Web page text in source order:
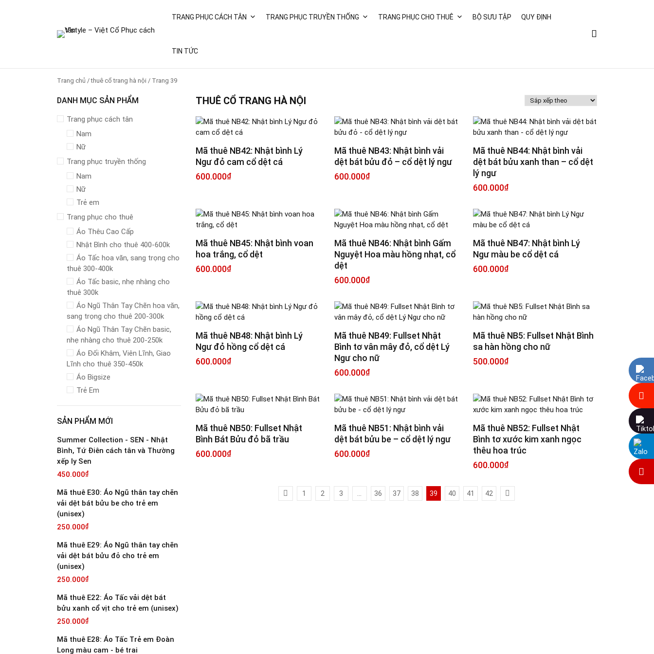
TRANG PHỤC CÁCH TÂN TRANG PHỤC TRUYỀN THỐNG TRANG PHỤC CHO THUÊ BỘ SƯU TẬP QUY ĐỊNH
TIN TỨC
Trang chủ /thuê cổ trang hà nội / Trang 39
DANH MỤC SẢN PHẨM
Trang phục cách tân
Nam
Nữ
Trang phục truyền thống
Nam
Nữ
Trẻ em
Trang phục cho thuê
Áo Thêu Cao Cấp
Nhật Bình cho thuê 400-600k
Áo Tấc hoa văn, sang trọng cho
thuê 300-400k
Áo Tấc basic, nhẹ nhàng cho
thuê 300k
Áo Ngũ Thân Tay Chẽn hoa văn,
sang trọng cho thuê 200-300k
Áo Ngũ Thân Tay Chẽn basic,
nhẹ nhàng cho thuê 200-250k
Áo Đối Khâm, Viên Lĩnh, Giao
Lĩnh cho thuê 350-450k
Áo Bigsize
Trẻ Em
SẢN PHẨM MỚI
Summer Collection - SEN - Nhật
Bình, Tứ Điên cách tân và Thường
xếp ly Sen
450.000₫
Mã thuê E30: Áo Ngũ thân tay chẽn
vải dệt bát bửu be cho trẻ em
(unisex)
250.000₫
Mã thuê E29: Áo Ngũ thân tay chẽn
vải dệt bát bửu đỏ cho trẻ em
(unisex)
250.000₫
Mã thuê E22: Áo Tấc vải dệt bát
bửu xanh cổ vịt cho trẻ em (unisex)
250.000₫
Mã thuê E28: Áo Tấc Trẻ em Đoàn
Long màu cam - bé trai
THUÊ CỔ TRANG HÀ NỘI
Mã thuê NB42: Nhật bình Lý
Ngư đỏ cam cổ dệt cá
600.000₫
Mã thuê NB43: Nhật bình vải
dệt bát bửu đỏ – cổ dệt lý ngư
600.000₫
Mã thuê NB44: Nhật bình vải
dệt bát bửu xanh than – cổ dệt
lý ngư
600.000₫
Mã thuê NB45: Nhật bình voan
hoa trắng, cổ dệt
600.000₫
Mã thuê NB46: Nhật bình Gấm
Nguyệt Hoa màu hồng nhạt, cổ
dệt
600.000₫
Mã thuê NB47: Nhật bình Lý
Ngư màu be cổ dệt cá
600.000₫
Mã thuê NB48: Nhật bình Lý
Ngư đỏ hồng cổ dệt cá
600.000₫
Mã thuê NB49: Fullset Nhật
Bình tơ vân mây đỏ, cổ dệt Lý
Ngư cho nữ
600.000₫
Mã thuê NB5: Fullset Nhật Bình
sa hàn hồng cho nữ
500.000₫
Mã thuê NB50: Fullset Nhật
Bình Bát Bửu đỏ bã trầu
600.000₫
Mã thuê NB51: Nhật bình vải
dệt bát bửu be – cổ dệt lý ngư
600.000₫
Mã thuê NB52: Fullset Nhật
Bình tơ xước kim xanh ngọc
thêu hoa trúc
600.000₫
1 2 3 36 37 38 39 40 41 42
Facebook Messenger
Instagram
Tiktok
Zalo Chat
May đồ: 0985831314